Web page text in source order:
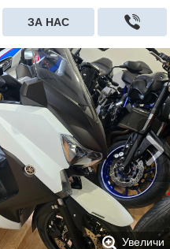
ЗА НАС
Увеличи